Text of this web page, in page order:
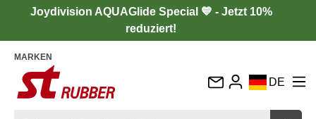
Joydivision AQUAGlide Special 💙 - Jetzt 10%
reduziert!
MARKEN
DE